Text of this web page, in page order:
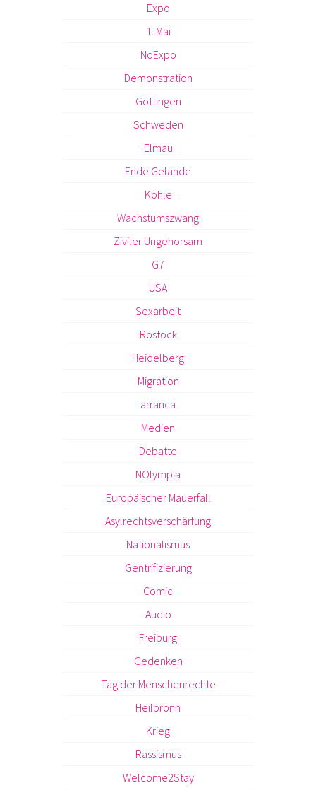
Expo
1. Mai
NoExpo
Demonstration
Göttingen
Schweden
Elmau
Ende Gelände
Kohle
Wachstumszwang
Ziviler Ungehorsam
G7
USA
Sexarbeit
Rostock
Heidelberg
Migration
arranca
Medien
Debatte
NOlympia
Europäischer Mauerfall
Asylrechtsverschärfung
Nationalismus
Gentrifizierung
Comic
Audio
Freiburg
Gedenken
Tag der Menschenrechte
Heilbronn
Krieg
Rassismus
Welcome2Stay